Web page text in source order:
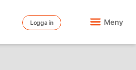
Logga in Meny